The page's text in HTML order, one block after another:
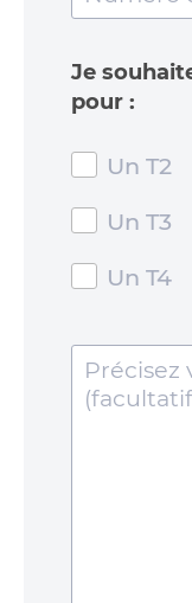
Je
pour :
Un T2
Un T3
Un T4